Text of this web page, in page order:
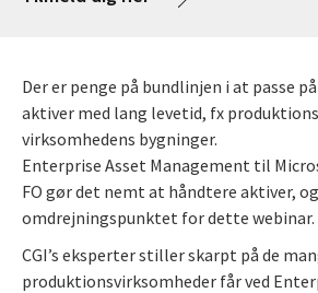
Der er penge på bundlinjen i at passe
aktiver med lang levetid, fx
virksomhedens bygninger.
Enterprise Asset Management til
FO gør det nemt at håndtere aktiver,
omdrejningspunktet for dette webinar.
CGI’s eksperter stiller skarpt på de
produktionsvirksomheder får ved